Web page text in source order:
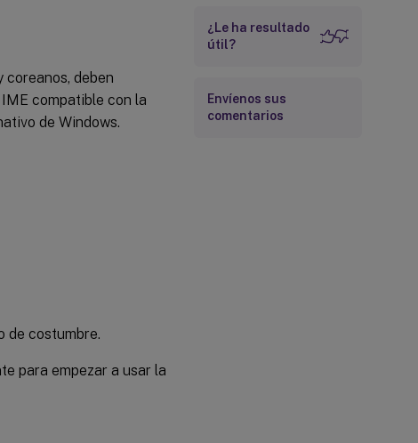
coreanos, deben
compatible con la
de Windows.
de costumbre.
para empezar a usar la
¿Le ha resultado
útil?
Envíenos sus
comentarios